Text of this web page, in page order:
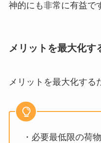
神的にも非常に有益で
メリットを最大化す
メリットを最大化する
・必要最低限の荷